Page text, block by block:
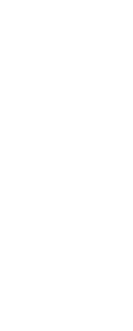
aos favoritos